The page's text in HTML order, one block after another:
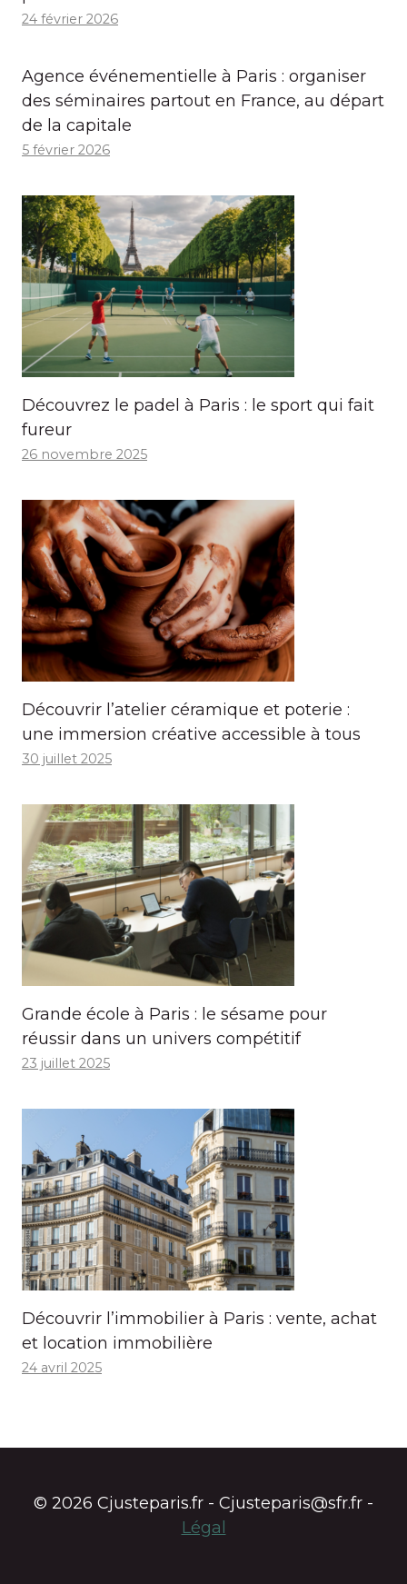
24 février 2026
Agence événementielle à Paris : organiser
des séminaires partout en France, au départ
de la capitale
5 février 2026
Découvrez le padel à Paris : le sport qui fait
fureur
26 novembre 2025
Découvrir l’atelier céramique et poterie :
une immersion créative accessible à tous
30 juillet 2025
Grande école à Paris : le sésame pour
réussir dans un univers compétitif
23 juillet 2025
Découvrir l’immobilier à Paris : vente, achat
et location immobilière
24 avril 2025
© 2026 Cjusteparis.fr - Cjusteparis@sfr.fr -
Légal